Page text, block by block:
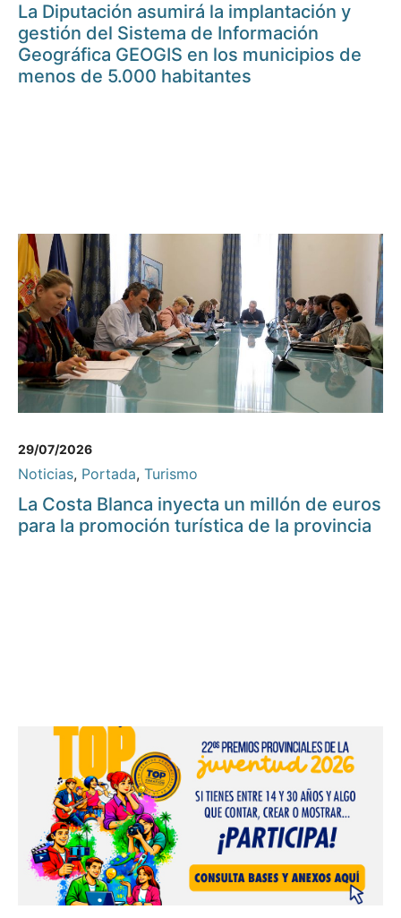
La Diputación asumirá la implantación y
gestión del Sistema de Información
Geográfica GEOGIS en los municipios de
menos de 5.000 habitantes
29/07/2026
Noticias, Portada, Turismo
La Costa Blanca inyecta un millón de euros
para la promoción turística de la provincia